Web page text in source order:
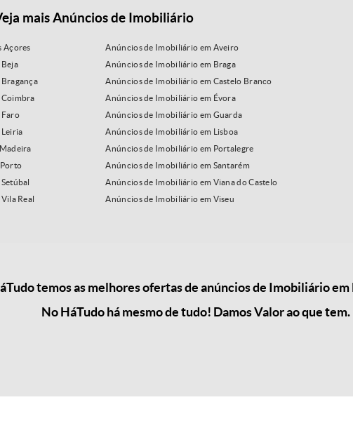
mais Anúncios de Imobiliário
Açores
Anúncios de Imobiliário em Aveiro
Anúncios de Imobiliário em Braga
Anúncios de Imobiliário em Castelo Branco
Anúncios de Imobiliário em Évora
Anúncios de Imobiliário em Guarda
Anúncios de Imobiliário em Lisboa
Anúncios de Imobiliário em Portalegre
Anúncios de Imobiliário em Santarém
Anúncios de Imobiliário em Viana do Castelo
Real
Anúncios de Imobiliário em Viseu
temos as melhores ofertas de anúncios de Imobiliário
No HáTudo há mesmo de tudo! Damos Valor ao que tem.